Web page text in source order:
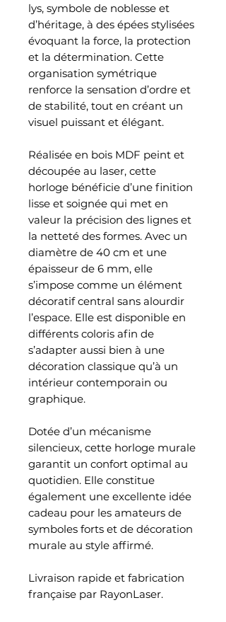
lys, symbole de noblesse et
d’héritage, à des épées stylisées
évoquant la force, la protection
et la détermination. Cette
organisation symétrique
renforce la sensation d’ordre et
de stabilité, tout en créant un
visuel puissant et élégant.
Réalisée en bois MDF peint et
découpée au laser, cette
horloge bénéficie d’une finition
lisse et soignée qui met en
valeur la précision des lignes et
la netteté des formes. Avec un
diamètre de 40 cm et une
épaisseur de 6 mm, elle
s’impose comme un élément
décoratif central sans alourdir
l’espace. Elle est disponible en
différents coloris afin de
s’adapter aussi bien à une
décoration classique qu’à un
intérieur contemporain ou
graphique.
Dotée d’un mécanisme
silencieux, cette horloge murale
garantit un confort optimal au
quotidien. Elle constitue
également une excellente idée
cadeau pour les amateurs de
symboles forts et de décoration
murale au style affirmé.
Livraison rapide et fabrication
française par RayonLaser.